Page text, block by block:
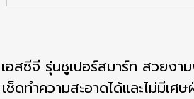
อสซีจี รุ่นซูเปอร์สมาร์ท สวยงา
ดทำความสะอาดได้และไม่มีเศ